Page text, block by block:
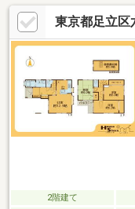
スタッフがタッグを組
のご要望に合わせて丁寧
キッズスペース・駐車
心して、物件探しをご
店・案内予約をしてく
おります。
東京都足立区
2階建て